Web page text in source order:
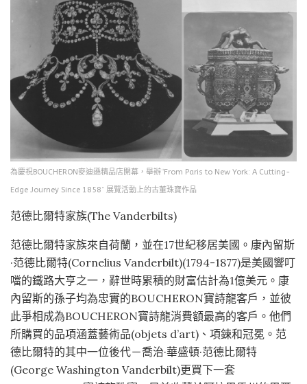
為慶祝BOUCHERON麥迪遜精品店開幕，舉辦“From Paris to New York: A Cutting-
Edge Journey Since 1858” 展覽活動上的古董珠寶作品
范德比爾特家族(The Vanderbilts)
范德比爾特家族來自荷蘭，並在17世紀移居美國。康內留斯
·范德比爾特(Cornelius Vanderbilt)(1794-1877)是美國響叮
噹的鐵路大亨之一，辭世時累積的財富估計為1億美元。康
內留斯的孫子均為忠實的BOUCHERON寶詩龍客戶，並彼
此爭相成為BOUCHERON寶詩龍消費額最高的客戶。他們
所購買的品項涵蓋藝術品(objets d’art)、項鍊和冠冕。范
德比爾特的其中一位後代－喬治·華盛頓·范德比爾特
(George Washington Vanderbilt)更買下一套